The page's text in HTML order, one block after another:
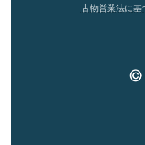
古物営業法に基